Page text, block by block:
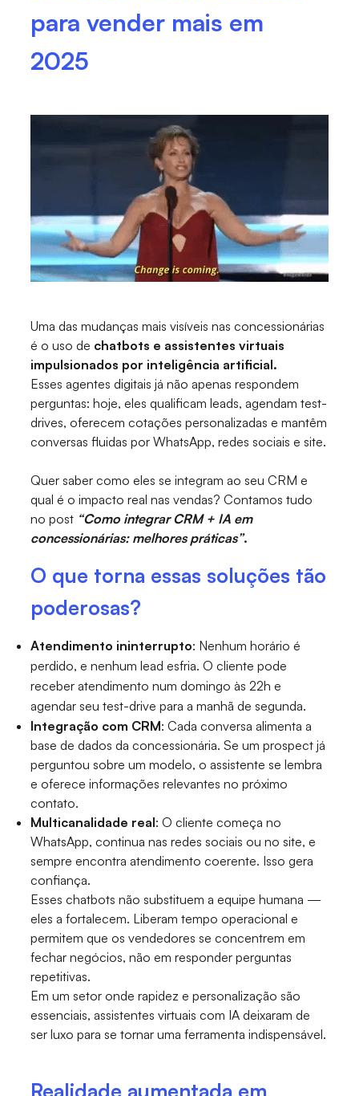
para vender mais em
2025
Uma das mudanças mais visíveis nas concessionárias
é o uso de chatbots e assistentes virtuais
impulsionados por inteligência artificial.
Esses agentes digitais já não apenas respondem
perguntas: hoje, eles qualificam leads, agendam test-
drives, oferecem cotações personalizadas e mantêm
conversas fluidas por WhatsApp, redes sociais e site.
Quer saber como eles se integram ao seu CRM e
qual é o impacto real nas vendas? Contamos tudo
no post “Como integrar CRM + IA em
concessionárias: melhores práticas”.
O que torna essas soluções tão
poderosas?
Atendimento ininterrupto: Nenhum horário é
perdido, e nenhum lead esfria. O cliente pode
receber atendimento num domingo às 22h e
agendar seu test-drive para a manhã de segunda.
Integração com CRM: Cada conversa alimenta a
base de dados da concessionária. Se um prospect já
perguntou sobre um modelo, o assistente se lembra
e oferece informações relevantes no próximo
contato.
Multicanalidade real: O cliente começa no
WhatsApp, continua nas redes sociais ou no site, e
sempre encontra atendimento coerente. Isso gera
confiança.
Esses chatbots não substituem a equipe humana —
eles a fortalecem. Liberam tempo operacional e
permitem que os vendedores se concentrem em
fechar negócios, não em responder perguntas
repetitivas.
Em um setor onde rapidez e personalização são
essenciais, assistentes virtuais com IA deixaram de
ser luxo para se tornar uma ferramenta indispensável.
Realidade aumentada em